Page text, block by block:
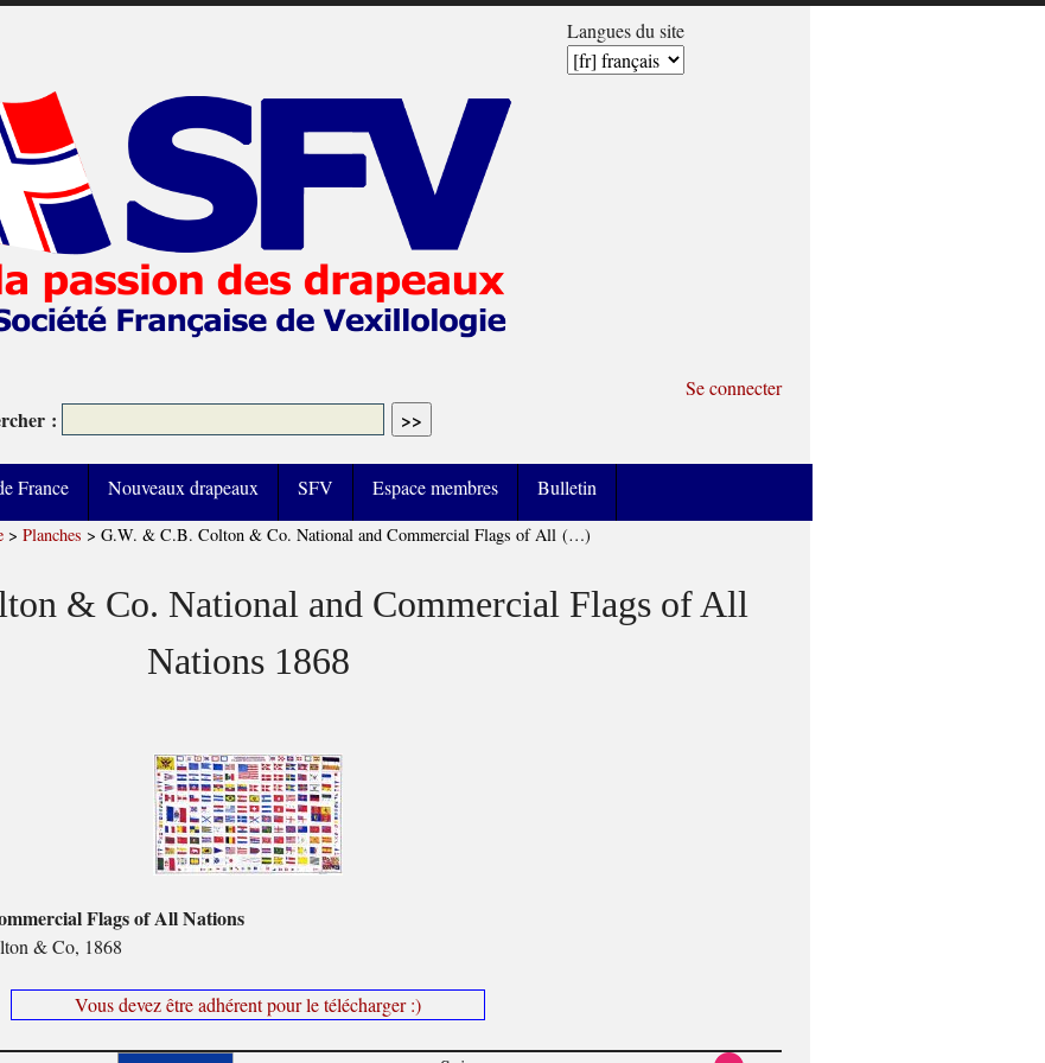
Se connecter
Langues du site
:
France Nouveaux drapeaux SFV Espace membres Bulletin
> Planches > G.W. & C.B. Colton & Co. National and Commercial Flags of All (…)
& Co. National and Commercial Flags of All
Nations 1868
Flags of All Nations
& Co, 1868
Vous devez être adhérent pour le télécharger :)